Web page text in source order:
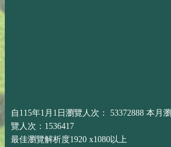
自115年1月1日瀏覽人次： 53372888 本月瀏
覽人次：1536417
最佳瀏覽解析度1920 x1080以上